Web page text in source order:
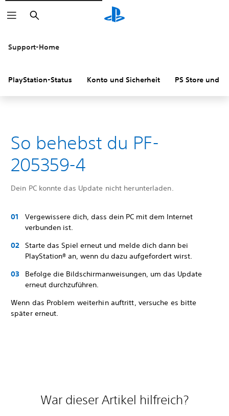
Suchen
Support-Home
PlayStation-Status Konto und Sicherheit PS Store und
So behebst du PF-
205359-4
Dein PC konnte das Update nicht herunterladen.
Vergewissere dich, dass dein PC mit dem Internet
verbunden ist.
Starte das Spiel erneut und melde dich dann bei
PlayStation® an, wenn du dazu aufgefordert wirst.
Befolge die Bildschirmanweisungen, um das Update
erneut durchzuführen.
Wenn das Problem weiterhin auftritt, versuche es bitte
später erneut.
War dieser Artikel hilfreich?